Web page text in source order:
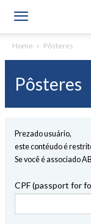
Home Pôsteres
Pôsteres
Prezado usuário,
este contéudo é
Se você é associado
CPF (passport for